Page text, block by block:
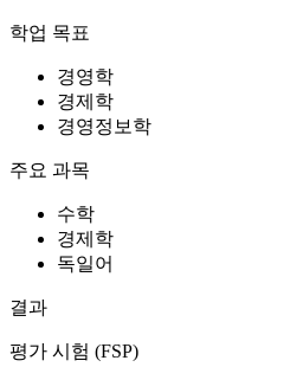
학업 목표
경영학
경제학
경영정보학
주요 과목
수학
경제학
독일어
결과
평가 시험 (FSP)